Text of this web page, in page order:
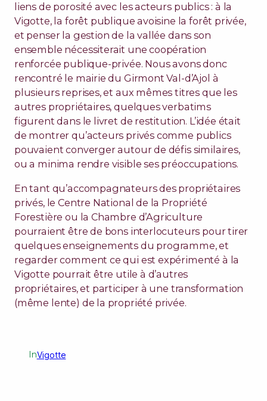
liens de porosité avec les acteurs publics : à la
Vigotte, la forêt publique avoisine la forêt privée,
et penser la gestion de la vallée dans son
ensemble nécessiterait une coopération
renforcée publique-privée. Nous avons donc
rencontré le mairie du Girmont Val-d’Ajol à
plusieurs reprises, et aux mêmes titres que les
autres propriétaires, quelques verbatims
figurent dans le livret de restitution. L’idée était
de montrer qu’acteurs privés comme publics
pouvaient converger autour de défis similaires,
ou a minima rendre visible ses préoccupations.
En tant qu’accompagnateurs des propriétaires
privés, le Centre National de la Propriété
Forestière ou la Chambre d’Agriculture
pourraient être de bons interlocuteurs pour tirer
quelques enseignements du programme, et
regarder comment ce qui est expérimenté à la
Vigotte pourrait être utile à d’autres
propriétaires, et participer à une transformation
(même lente) de la propriété privée.
InVigotte